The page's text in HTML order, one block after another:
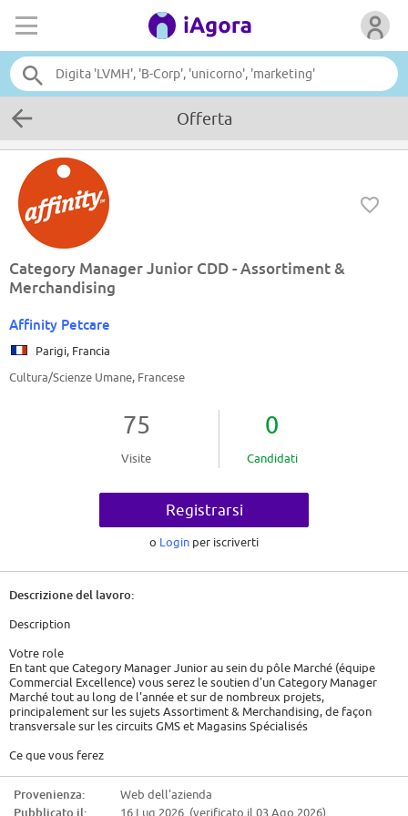
Offerta
Category Manager Junior CDD - Assortiment &
Merchandising
Affinity Petcare
Parigi, Francia
Cultura/Scienze Umane, Francese
75
Visite
0
Candidati
Registrarsi
o Login per iscriverti
Descrizione del lavoro:
Description
Votre role
En tant que Category Manager Junior au sein du pôle Marché (équipe
Commercial Excellence) vous serez le soutien d'un Category Manager
Marché tout au long de l'année et sur de nombreux projets,
principalement sur les sujets Assortiment & Merchandising, de façon
transversale sur les circuits GMS et Magasins Spécialisés
Ce que vous ferez
Provenienza:
Web dell'azienda
Pubblicato il:
16 Lug 2026 (verificato il 03 Ago 2026)